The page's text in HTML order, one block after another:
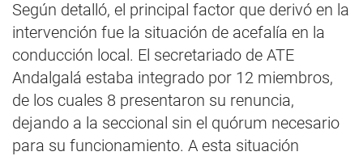
Según detalló, el principal factor que derivó en la
intervención fue la situación de acefalía en la
conducción local. El secretariado de ATE
Andalgalá estaba integrado por 12 miembros,
de los cuales 8 presentaron su renuncia,
dejando a la seccional sin el quórum necesario
para su funcionamiento. A esta situación